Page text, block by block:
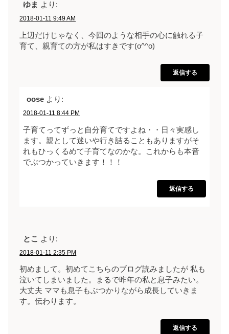
ゆま より:
2018-01-11 9:49 AM
上辺だけじゃなく、今回のような相手の心に触れる子
育て、親育ての方が私はすきです(o^^o)
返信する
oose より:
2018-01-11 8:44 PM
子育てってずっと自分育てですよね・・日々実感し
ます。親として迷いや行き詰ることもありますがそ
れもひっくるめて子育てなのかな。これからも本音
でぶつかっていきます！！！
返信する
とこ より:
2018-01-11 2:35 PM
初めまして。初めてこちらのブログ読みましたが 私も
泣いてしまいました。まるで昨年の私と息子みたい。
大丈夫 ママも息子もぶつかりながら成長していきま
す。伝わります。
返信する